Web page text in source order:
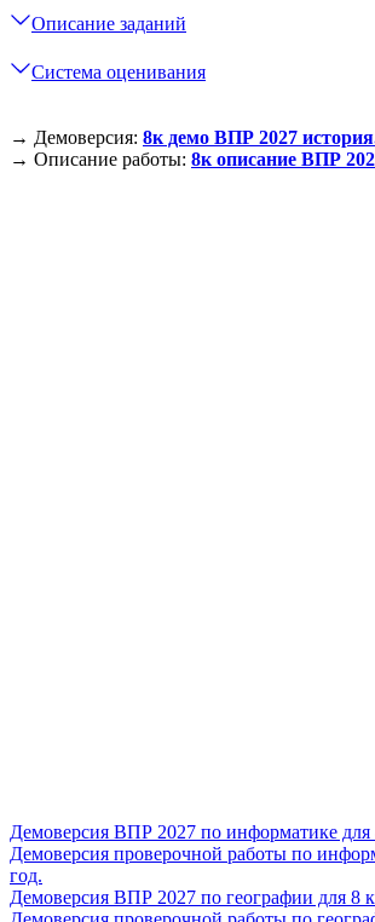
Описание заданий
Система оценивания
→ Демоверсия: 8к демо ВПР 2027
→ Описание работы: 8к описание ВПР
Демоверсия ВПР 2027 по информатике для
Демоверсия проверочной работы по
год.
Демоверсия ВПР 2027 по географии для 8